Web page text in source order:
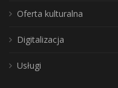
Oferta kulturalna
Digitalizacja
Usługi